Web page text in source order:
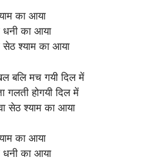
का आया
धनी का आया
सेठ श्याम का आया
बलि मच गयी दिल में
होगयी दिल में
सेठ श्याम का आया
का आया
धनी का आया